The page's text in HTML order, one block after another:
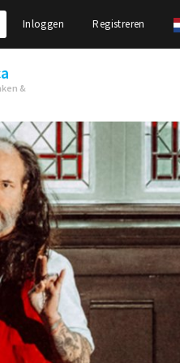
Inloggen Registreren
&